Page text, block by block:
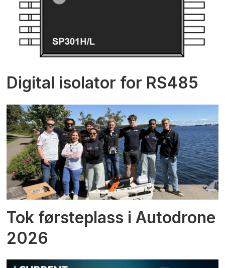
Digital isolator for RS485
Tok førsteplass i Autodrone
2026